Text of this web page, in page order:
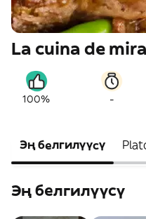
La cuina de
100% -
Эң белгилүүсү
Эң белгилүүсү